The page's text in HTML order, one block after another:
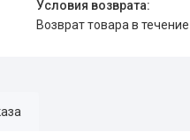
возврат товара в